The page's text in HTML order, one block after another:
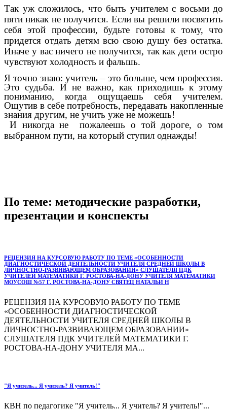
Так уж сложилось, что быть учителем с восьми до
пяти никак не получится. Если вы решили посвятить
себя этой профессии, будьте готовы к тому, что
придется отдать детям всю свою душу без остатка.
Иначе у вас ничего не получится, так как дети остро
чувствуют холодность и фальшь.
Я точно знаю: учитель – это больше, чем профессия.
Это судьба. И не важно, как приходишь к этому
пониманию, когда ощущаешь себя учителем.
Ощутив в себе потребность, передавать накопленные
знания другим, не учить уже не можешь!
И никогда не пожалеешь о той дороге, о том
выбранном пути, на который ступил однажды!
По теме: методические разработки,
презентации и конспекты
РЕЦЕНЗИЯ НА КУРСОВУЮ РАБОТУ ПО ТЕМЕ «ОСОБЕННОСТИ
ДИАГНОСТИЧЕСКОЙ ДЕЯТЕЛЬНОСТИ УЧИТЕЛЯ СРЕДНЕЙ ШКОЛЫ В
ЛИЧНОСТНО-РАЗВИВАЮЩЕМ ОБРАЗОВАНИИ» СЛУШАТЕЛЯ ПДК
УЧИТЕЛЕЙ МАТЕМАТИКИ Г. РОСТОВА-НА-ДОНУ УЧИТЕЛЯ МАТЕМАТИКИ
МОУСОШ №57 Г. РОСТОВА-НА-ДОНУ СВЯТЕЦ НАТАЛЬИ Н
РЕЦЕНЗИЯ НА КУРСОВУЮ РАБОТУ ПО ТЕМЕ
«ОСОБЕННОСТИ ДИАГНОСТИЧЕСКОЙ
ДЕЯТЕЛЬНОСТИ УЧИТЕЛЯ СРЕДНЕЙ ШКОЛЫ В
ЛИЧНОСТНО-РАЗВИВАЮЩЕМ ОБРАЗОВАНИИ»
СЛУШАТЕЛЯ ПДК УЧИТЕЛЕЙ МАТЕМАТИКИ Г.
РОСТОВА-НА-ДОНУ УЧИТЕЛЯ МА...
"Я учитель... Я учитель? Я учитель!"
КВН по педагогике "Я учитель... Я учитель? Я учитель!"...